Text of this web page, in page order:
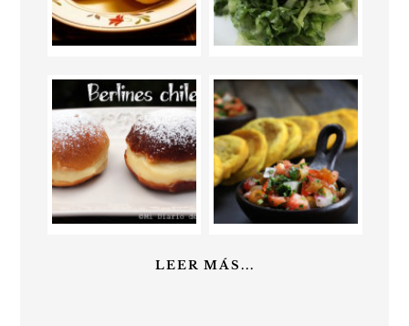
LEER MÁS...